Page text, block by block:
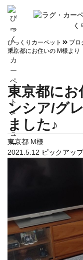
info
びっくりカーペット ブロ
東京都にお住いの M様より
東京都に
ンシア/グ
ました♪
東京都 M様
2021.5.12 ピックアッ